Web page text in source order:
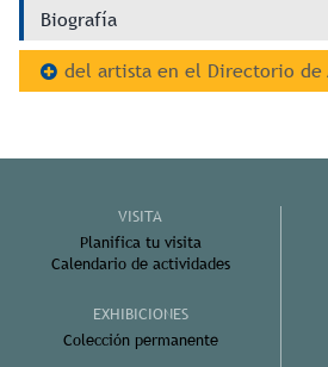
Biografía
del artista en el Directorio de
VISITA
Planifica tu visita
Calendario de actividades
EXHIBICIONES
Colección permanente